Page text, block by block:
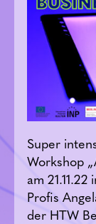
Super
Workshop
am
Profis
der HTW